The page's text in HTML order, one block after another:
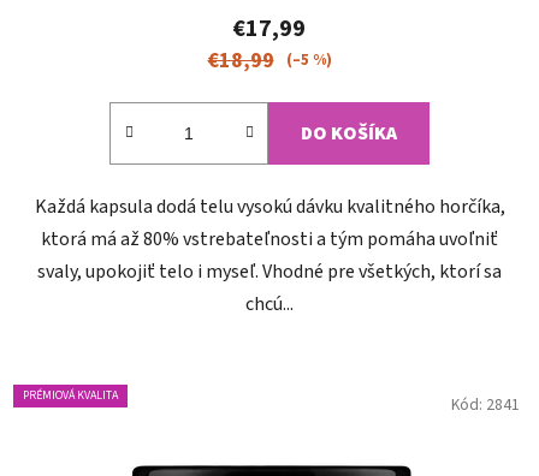
produktu
je
€17,99
€18,99 (–5 %)
DO KOŠÍKA
Každá kapsula dodá telu vysokú dávku kvalitného horčíka,
ktorá má až 80% vstrebateľnosti a tým pomáha uvoľniť
svaly, upokojiť telo i myseľ. Vhodné pre všetkých, ktorí sa
chcú...
PRÉMIOVÁ KVALITA Kód: 2841